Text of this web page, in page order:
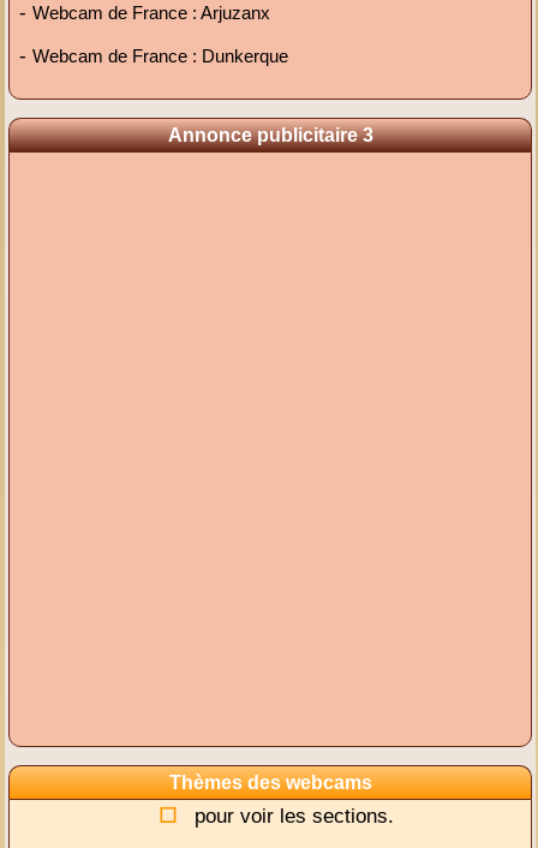
-Webcam de France : Arjuzanx
-Webcam de France : Dunkerque
Annonce publicitaire 3
Thèmes des webcams
pour voir les sections.